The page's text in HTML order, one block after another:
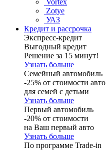
Vortex
Zotye
УАЗ
Кредит и рассрочка
Экспресс-кредит
Выгодный кредит
Решение за 15 минут!
Узнать больше
Семейный автомобиль
-25% от стоимости авто
для семей с детьми
Узнать больше
Первый автомобиль
-20% от стоимости
на Ваш первый авто
Узнать больше
По программе Trade-in